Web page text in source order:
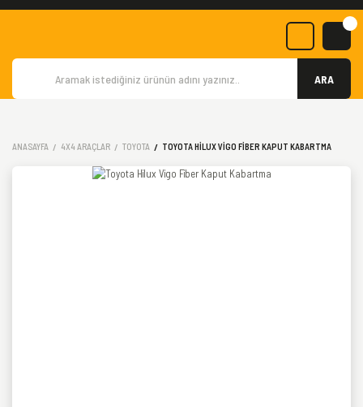
ARA
ANASAYFA 4X4 ARAÇLAR TOYOTA TOYOTA HILUX VIGO FIBER KAPUT KABARTMA